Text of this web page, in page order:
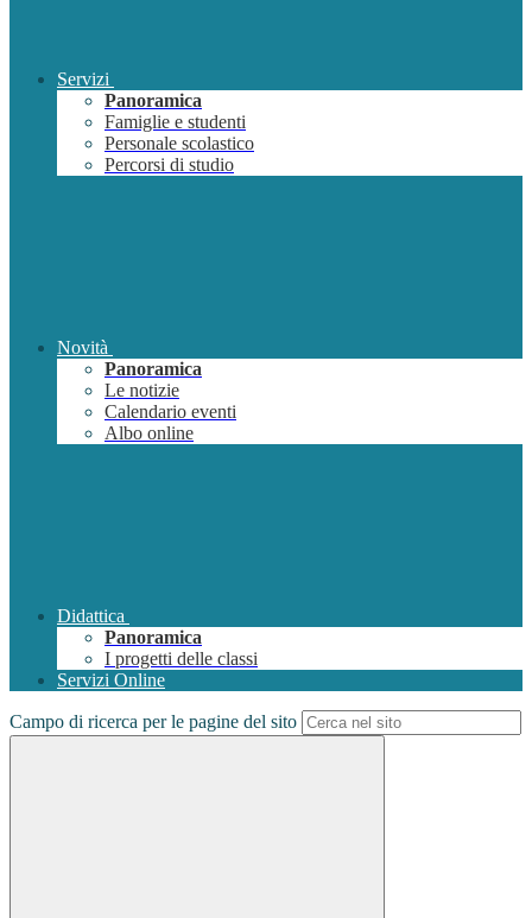
Servizi
Panoramica
Famiglie e studenti
Personale scolastico
Percorsi di studio
Novità
Panoramica
Le notizie
Calendario eventi
Albo online
Didattica
Panoramica
I progetti delle classi
Servizi Online
Campo di ricerca per le pagine del sito